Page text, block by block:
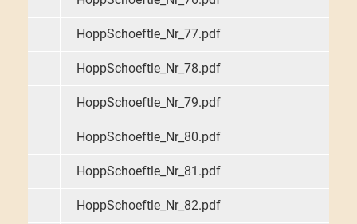
HoppSchoeftle_Nr_77.pdf
HoppSchoeftle_Nr_78.pdf
HoppSchoeftle_Nr_79.pdf
HoppSchoeftle_Nr_80.pdf
HoppSchoeftle_Nr_81.pdf
HoppSchoeftle_Nr_82.pdf